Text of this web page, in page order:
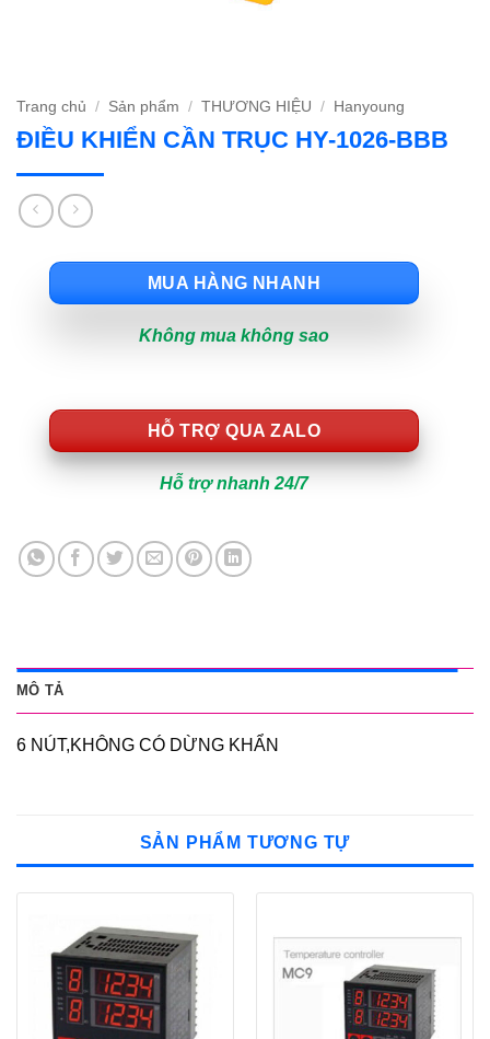
Trang chủ / Sản phẩm / THƯƠNG HIỆU / Hanyoung
ĐIỀU KHIỂN CẦN TRỤC HY-1026-BBB
MUA HÀNG NHANH
Không mua không sao
HỖ TRỢ QUA ZALO
Hỗ trợ nhanh 24/7
MÔ TẢ
6 NÚT,KHÔNG CÓ DỪNG KHẨN
SẢN PHẨM TƯƠNG TỰ